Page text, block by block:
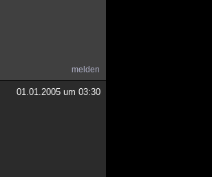
melden
01.01.2005 um 03:30